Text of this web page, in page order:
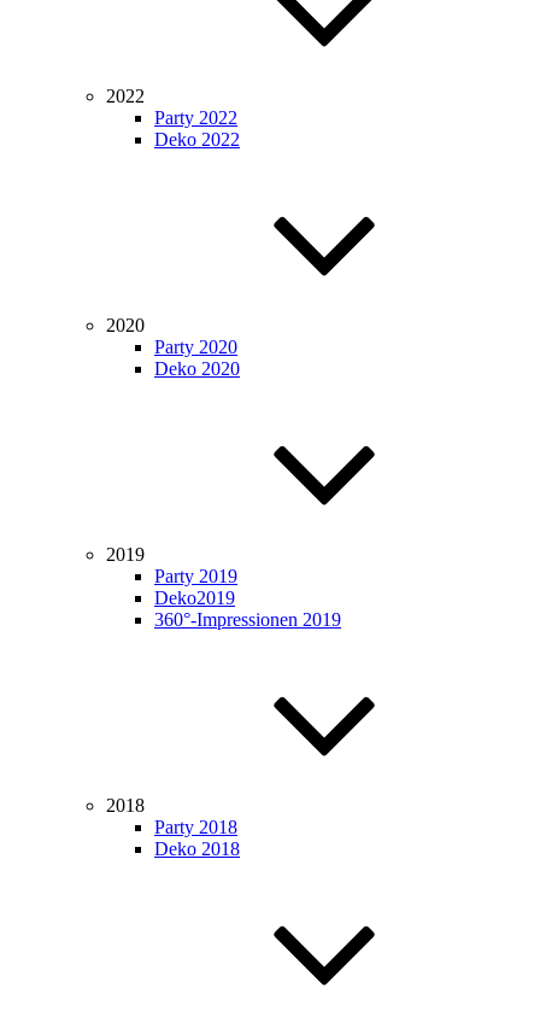
2022
Party 2022
Deko 2022
2020
Party 2020
Deko 2020
2019
Party 2019
Deko2019
360°-Impressionen 2019
2018
Party 2018
Deko 2018